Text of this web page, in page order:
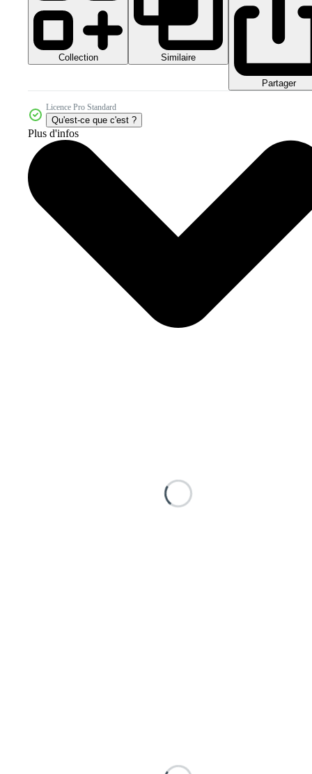
Collection Similaire
Partager
Licence Pro Standard
Qu'est-ce que c'est ?
Plus d'infos